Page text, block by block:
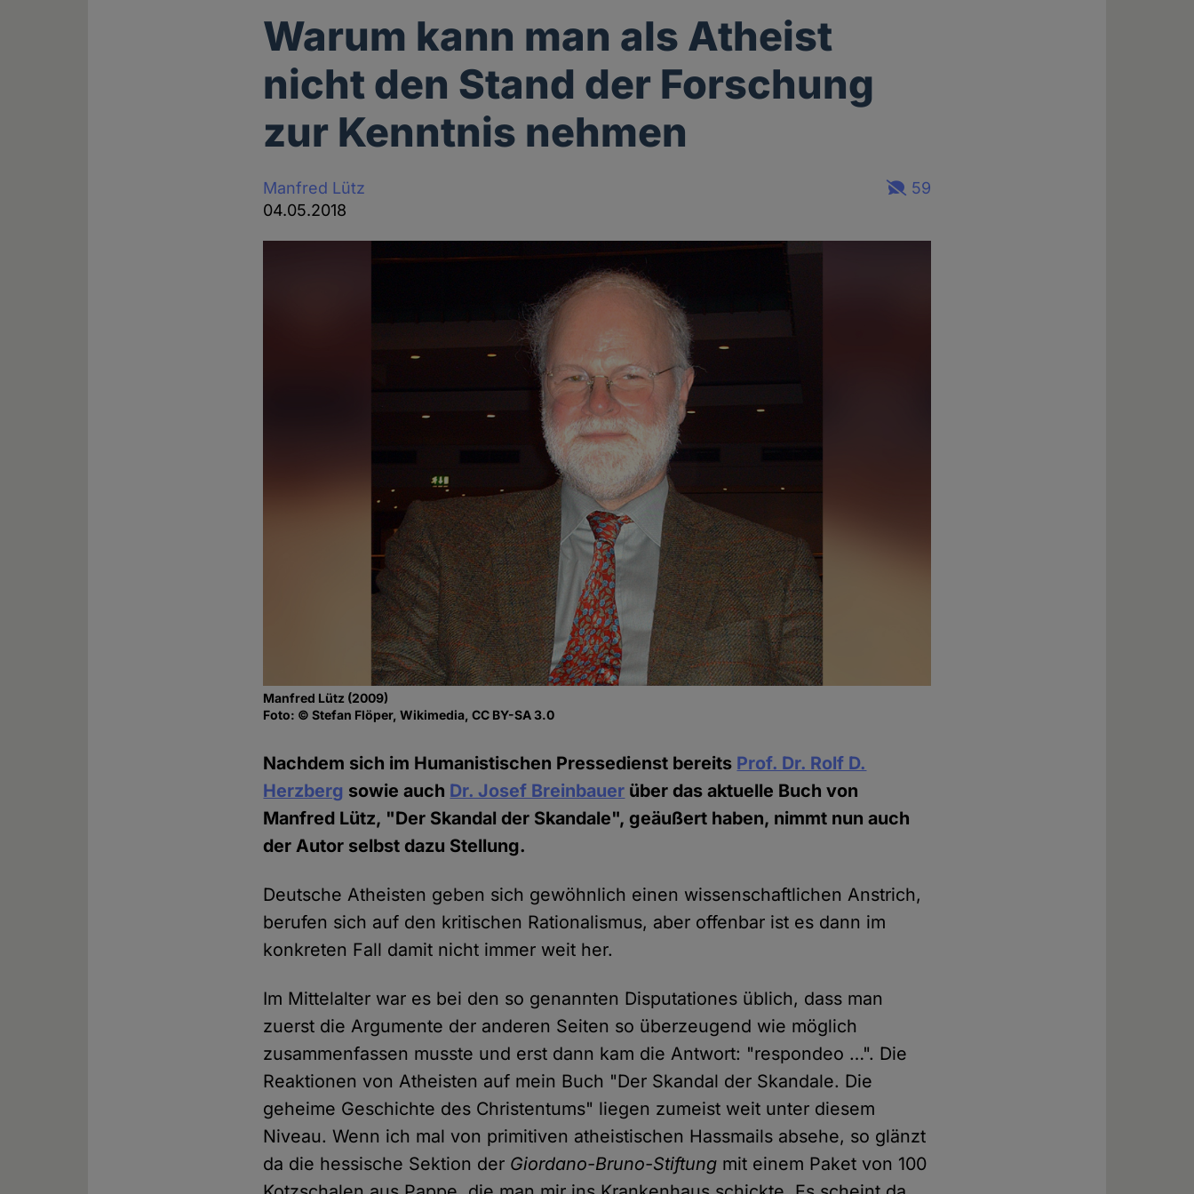
Warum kann man als Atheist
nicht den Stand der Forschung
zur Kenntnis nehmen
Manfred Lütz
04.05.2018
59
Manfred Lütz (2009)
Foto: © Stefan Flöper, Wikimedia, CC BY-SA 3.0
Nachdem sich im Humanistischen Pressedienst bereits Prof. Dr. Rolf D.
Herzberg sowie auch Dr. Josef Breinbauer über das aktuelle Buch von
Manfred Lütz, "Der Skandal der Skandale", geäußert haben, nimmt nun auch
der Autor selbst dazu Stellung.
Deutsche Atheisten geben sich gewöhnlich einen wissenschaftlichen Anstrich,
berufen sich auf den kritischen Rationalismus, aber offenbar ist es dann im
konkreten Fall damit nicht immer weit her.
Im Mittelalter war es bei den so genannten Disputationes üblich, dass man
zuerst die Argumente der anderen Seiten so überzeugend wie möglich
zusammenfassen musste und erst dann kam die Antwort: "respondeo …". Die
Reaktionen von Atheisten auf mein Buch "Der Skandal der Skandale. Die
geheime Geschichte des Christentums" liegen zumeist weit unter diesem
Niveau. Wenn ich mal von primitiven atheistischen Hassmails absehe, so glänzt
da die hessische Sektion der Giordano-Bruno-Stiftung mit einem Paket von 100